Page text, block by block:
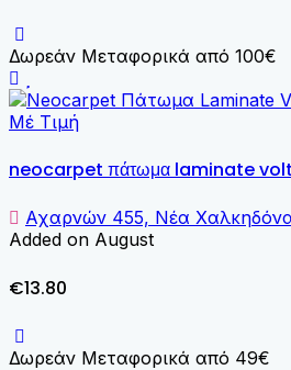
Δωρεάν Μεταφορικά από 100€
Μέ Τιμή
neocarpet πάτωμα laminate
Αχαρνών 455, Νέα
Added on August
€13.80
Δωρεάν Μεταφορικά από 49€